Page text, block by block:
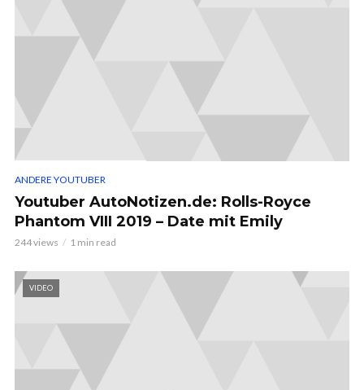
ANDERE YOUTUBER
Youtuber AutoNotizen.de: Rolls-Royce
Phantom VIII 2019 – Date mit Emily
244 views 1 min read
VIDEO